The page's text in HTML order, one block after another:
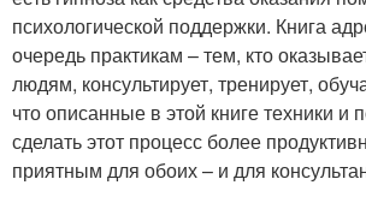
психологической поддержки. Книга
очередь практикам – тем, кто
людям, консультирует, тренирует,
что описанные в этой книге техники и
сделать этот процесс более
приятным для обоих – и для